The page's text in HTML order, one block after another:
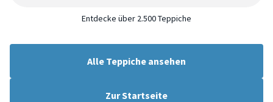
Entdecke über 2.500 Teppiche
Alle Teppiche ansehen
Zur Startseite